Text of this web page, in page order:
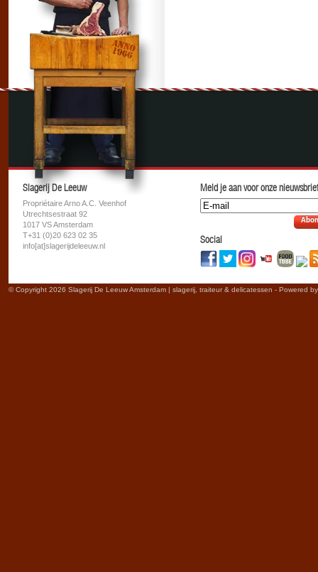
Slagerij De Leeuw
Propriétaire Arno A.C. Veenhof
Utrechtsestraat 92
1017 VS Amsterdam
T+31 (0)20 623 02 35
info[at]slagerijdeleeuw.nl
Meld je aan voor onze
Social
© Copyright 2026 Slagerij De Leeuw Amsterdam | slagerij, traiteur & delicatessen - Powered